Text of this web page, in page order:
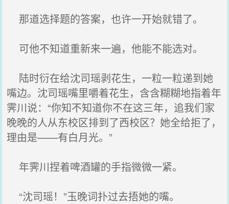
那道选择题的答案，也许一开始就错了。
可他不知道重新来一遍，他能不能选对。
陆时衍在给沈司瑶剥花生，一粒一粒递到她
嘴边。沈司瑶嘴里嚼着花生，含含糊糊地指着年
霁川说：“你知不知道你不在这三年，追我们家
晚晚的人从东校区排到了西校区？她全给拒了，
理由是——有白月光。”
年霁川捏着啤酒罐的手指微微一紧。
“沈司瑶！”玉晚词扑过去捂她的嘴。